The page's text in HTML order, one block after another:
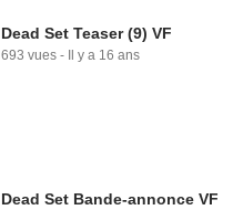
Dead Set Teaser (9) VF
693 vues - Il y a 16 ans
Dead Set Bande-annonce VF